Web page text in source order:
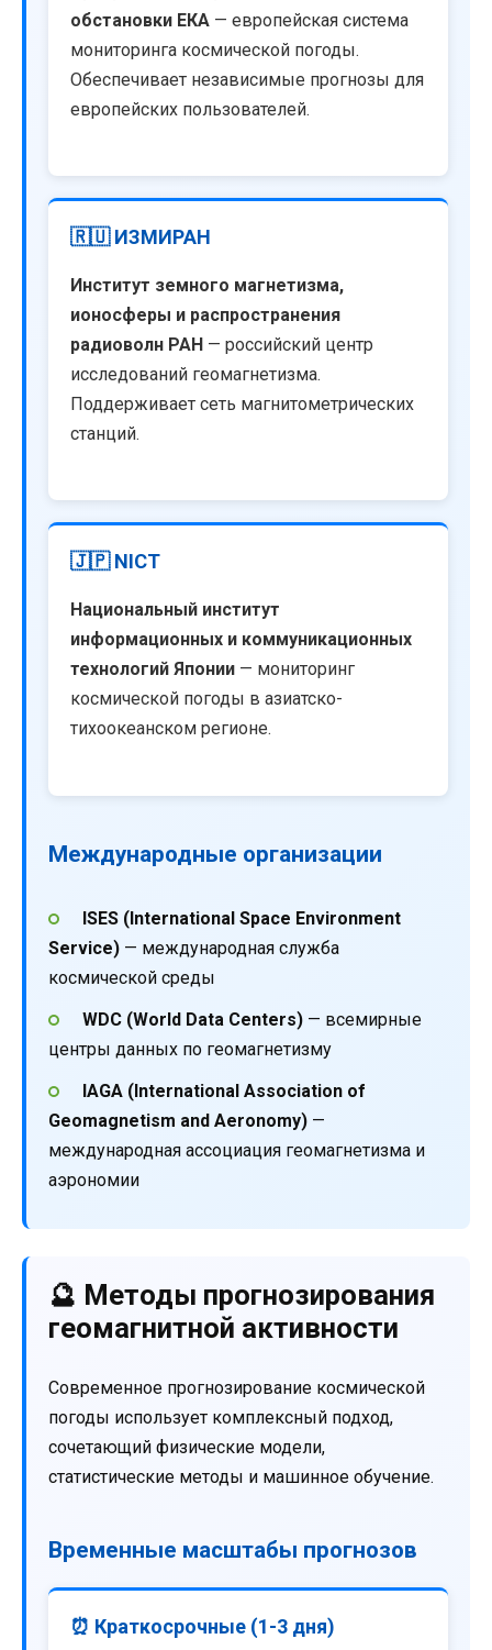
обстановки ЕКА — европейская система
мониторинга космической погоды.
Обеспечивает независимые прогнозы для
европейских пользователей.
🇷🇺 ИЗМИРАН
Институт земного магнетизма,
ионосферы и распространения
радиоволн РАН — российский центр
исследований геомагнетизма.
Поддерживает сеть магнитометрических
станций.
🇯🇵 NICT
Национальный институт
информационных и коммуникационных
технологий Японии — мониторинг
космической погоды в азиатско-
тихоокеанском регионе.
Международные организации
ISES (International Space Environment
Service) — международная служба
космической среды
WDC (World Data Centers)— всемирные
центры данных по геомагнетизму
IAGA (International Association of
Geomagnetism and Aeronomy) —
международная ассоциация геомагнетизма и
аэрономии
🔮 Методы прогнозирования
геомагнитной активности
Современное прогнозирование космической
погоды использует комплексный подход,
сочетающий физические модели,
статистические методы и машинное обучение.
Временные масштабы прогнозов
⏰ Краткосрочные (1-3 дня)